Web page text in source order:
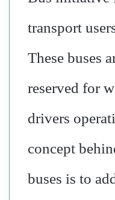
transport
These buses
reserved for
drivers
concept
buses is to